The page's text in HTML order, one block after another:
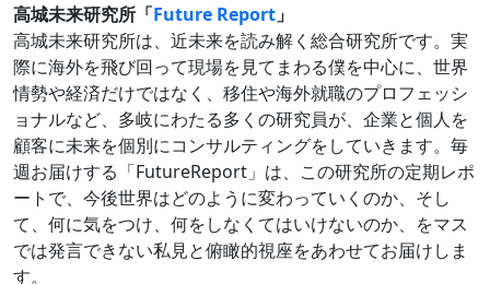
高城未来研究所「Future Report 」
高城未来研究所は、近未来を読み解く総合研究所です。実
際に海外を飛び回って現場を見てまわる僕を中心に、世界
情勢や経済だけではなく、移住や海外就職のプロフェッシ
ョナルなど、多岐にわたる多くの研究員が、企業と個人を
顧客に未来を個別にコンサルティングをしていきます。毎
週お届けする「FutureReport」は、この研究所の定期レポ
ートで、今後世界はどのように変わっていくのか、そし
て、何に気をつけ、何をしなくてはいけないのか、をマス
では発言できない私見と俯瞰的視座をあわせてお届けしま
す。